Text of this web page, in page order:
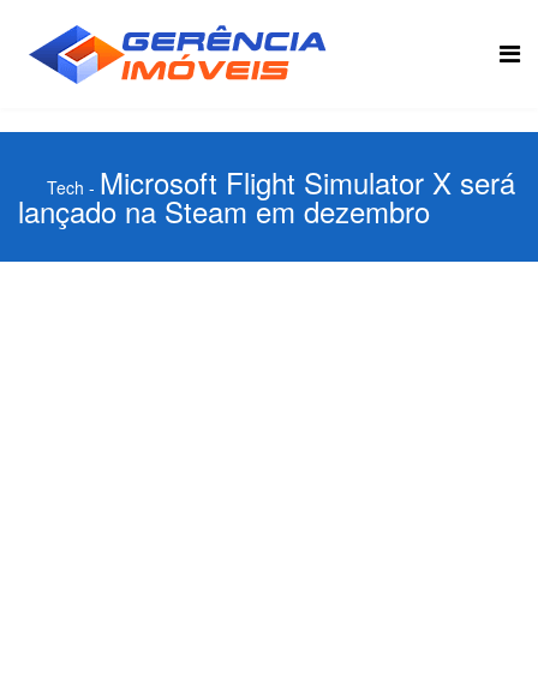
Tech - Microsoft Flight Simulator X será
lançado na Steam em dezembro